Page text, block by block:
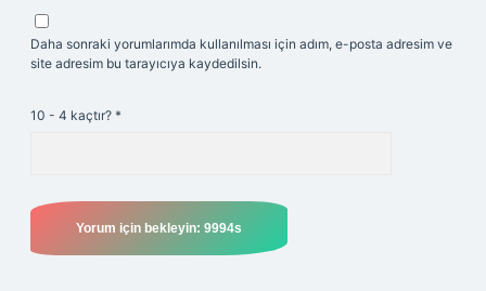
Daha sonraki yorumlarımda kullanılması için adım, e-posta adresim ve
site adresim bu tarayıcıya kaydedilsin.
10 - 4 kaçtır? *